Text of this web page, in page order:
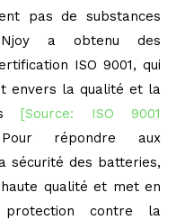
pas de substances
Njoy a obtenu des
ISO 9001, qui
envers la qualité et la
[Source: ISO 9001
répondre aux
sécurité des batteries,
qualité et met en
contre la